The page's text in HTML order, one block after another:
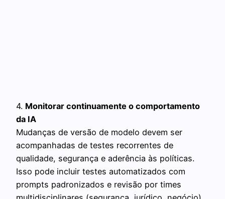
4. Monitorar continuamente o comportamento
da IA
Mudanças de versão de modelo devem ser
acompanhadas de testes recorrentes de
qualidade, segurança e aderência às políticas.
Isso pode incluir testes automatizados com
prompts padronizados e revisão por times